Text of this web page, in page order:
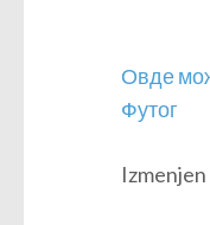
Овде
Футог